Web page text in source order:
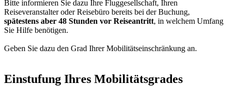
Bitte informieren Sie dazu Ihre Fluggesellschaft, Ihren
Reiseveranstalter oder Reisebüro bereits bei der Buchung,
spätestens aber 48 Stunden vor Reiseantritt, in welchem Umfang
Sie Hilfe benötigen.
Geben Sie dazu den Grad Ihrer Mobilitätseinschränkung an.
Einstufung Ihres Mobilitätsgrades